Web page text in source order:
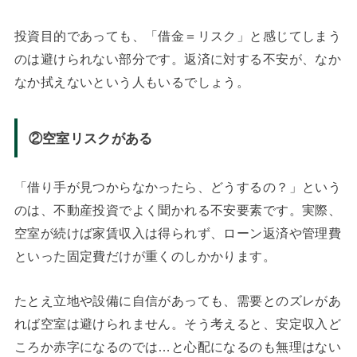
投資目的であっても、「借金＝リスク」と感じてしまう
のは避けられない部分です。返済に対する不安が、なか
なか拭えないという人もいるでしょう。
②空室リスクがある
「借り手が見つからなかったら、どうするの？」という
のは、不動産投資でよく聞かれる不安要素です。実際、
空室が続けば家賃収入は得られず、ローン返済や管理費
といった固定費だけが重くのしかかります。
たとえ立地や設備に自信があっても、需要とのズレがあ
れば空室は避けられません。そう考えると、安定収入ど
ころか赤字になるのでは…と心配になるのも無理はない